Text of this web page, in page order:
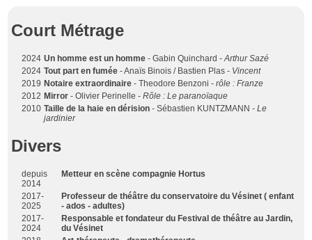
Court Métrage
2024 Un homme est un homme - Gabin Quinchard -Arthur Sazé
2024 Tout part en fumée - Anaïs Binois / Bastien Plas - Vincent
2019 Notaire extraordinaire - Theodore Benzoni -rôle : Franze
2012 Mirror - Olivier Perinelle -Rôle : Le paranoïaque
2010 Taille de la haie en dérision - Sébastien KUNTZMANN -Le
jardinier
Divers
depuis
2014
Metteur en scène compagnie Hortus
2017-
2025
Professeur de théâtre du conservatoire du Vésinet ( enfant
- ados - adultes)
2017-
2024
Responsable et fondateur du Festival de théâtre au Jardin,
du Vésinet